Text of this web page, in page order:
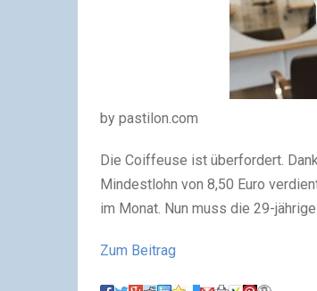
by pastilon.com
Die Coiffeuse ist überfordert.
Mindestlohn von 8,50 Euro
im Monat. Nun muss die 29-
Zum Beitrag